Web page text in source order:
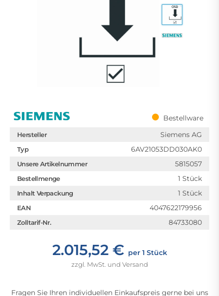
Bestellware
Hersteller Siemens AG
Typ 6AV21053DD030AK0
Unsere Artikelnummer 5815057
Bestellmenge 1 Stück
Inhalt Verpackung 1 Stück
EAN 4047622179956
Zolltarif-Nr. 84733080
2.015,52 € per 1 Stück
zzgl. MwSt. und Versand
Fragen Sie Ihren individuellen Einkaufspreis gerne bei uns